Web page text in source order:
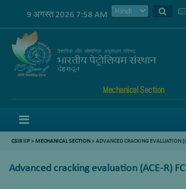
9 अगस्त 2026 7:58 AM
Mechanical Section
CSIR IIP> MECHANICAL SECTION> ADVANCED CRACKING EVALUATION
Advanced cracking evaluation (ACE-R)